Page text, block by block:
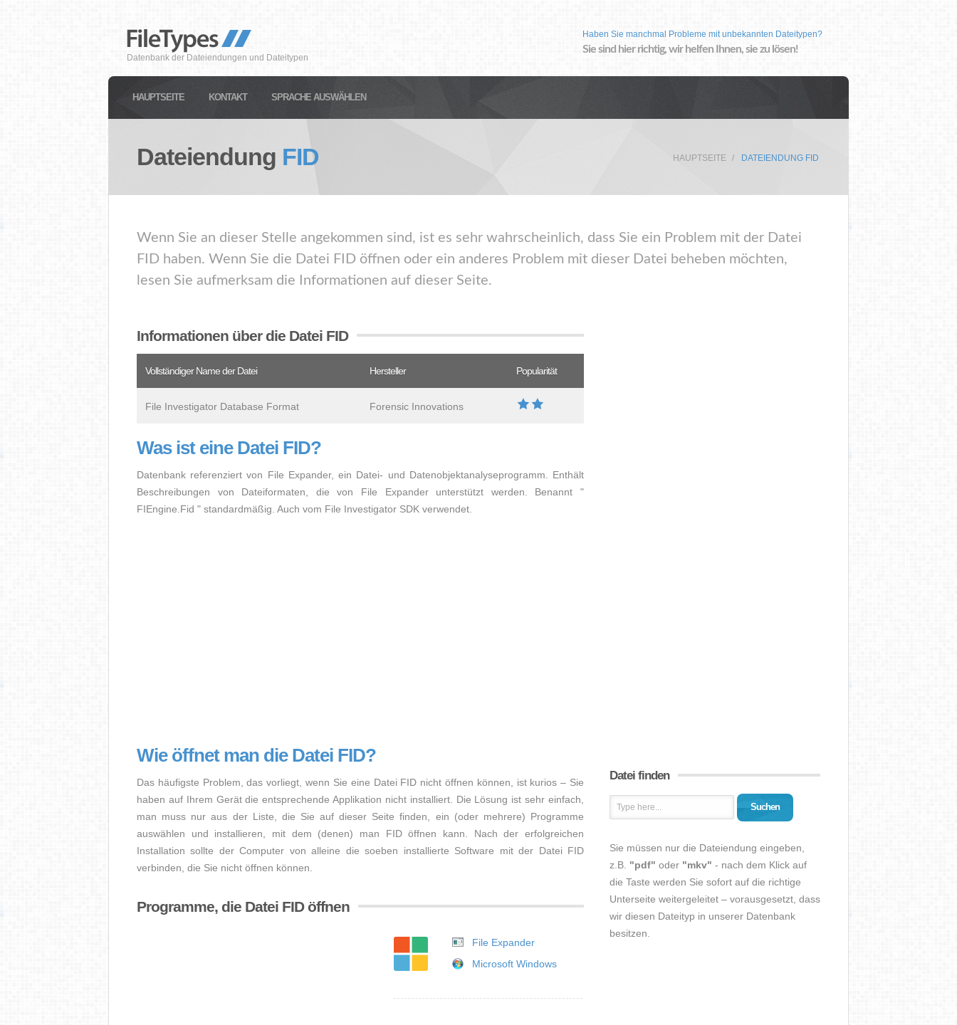
Datenbank der Dateiendungen und Dateitypen
Haben Sie manchmal Probleme mit unbekannten Dateitypen?
Sie sind hier richtig, wir helfen Ihnen, sie zu lösen!
HAUPTSEITE KONTAKT SPRACHE AUSWÄHLEN
Dateiendung FID HAUPTSEITE DATEIENDUNG FID
Wenn Sie an dieser Stelle angekommen sind, ist es sehr wahrscheinlich, dass Sie ein Problem mit der Datei
FID haben. Wenn Sie die Datei FID öffnen oder ein anderes Problem mit dieser Datei beheben möchten,
lesen Sie aufmerksam die Informationen auf dieser Seite.
Informationen über die Datei FID
Vollständiger Name der Datei Hersteller Popularität
File Investigator Database Format Forensic Innovations
Was ist eine Datei FID?
Datenbank referenziert von File Expander, ein Datei- und Datenobjektanalyseprogramm. Enthält
Beschreibungen von Dateiformaten, die von File Expander unterstützt werden. Benannt "
FIEngine.Fid " standardmäßig. Auch vom File Investigator SDK verwendet.
Wie öffnet man die Datei FID?
Das häufigste Problem, das vorliegt, wenn Sie eine Datei FID nicht öffnen können, ist kurios – Sie
haben auf Ihrem Gerät die entsprechende Applikation nicht installiert. Die Lösung ist sehr einfach,
man muss nur aus der Liste, die Sie auf dieser Seite finden, ein (oder mehrere) Programme
auswählen und installieren, mit dem (denen) man FID öffnen kann. Nach der erfolgreichen
Installation sollte der Computer von alleine die soeben installierte Software mit der Datei FID
verbinden, die Sie nicht öffnen können.
Programme, die Datei FID öffnen
File Expander
Microsoft Windows
Datei finden
Suchen
Sie müssen nur die Dateiendung eingeben,
z.B. "pdf" oder "mkv" - nach dem Klick auf
die Taste werden Sie sofort auf die richtige
Unterseite weitergeleitet – vorausgesetzt, dass
wir diesen Dateityp in unserer Datenbank
besitzen.